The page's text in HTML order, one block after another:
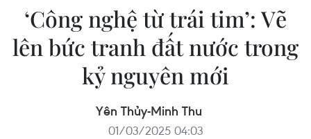
‘Công nghệ từ trái tim’: Vẽ
lên bức tranh đất nước trong
kỷ nguyên mới
Yên Thủy-Minh Thu
01/03/2025 04:03